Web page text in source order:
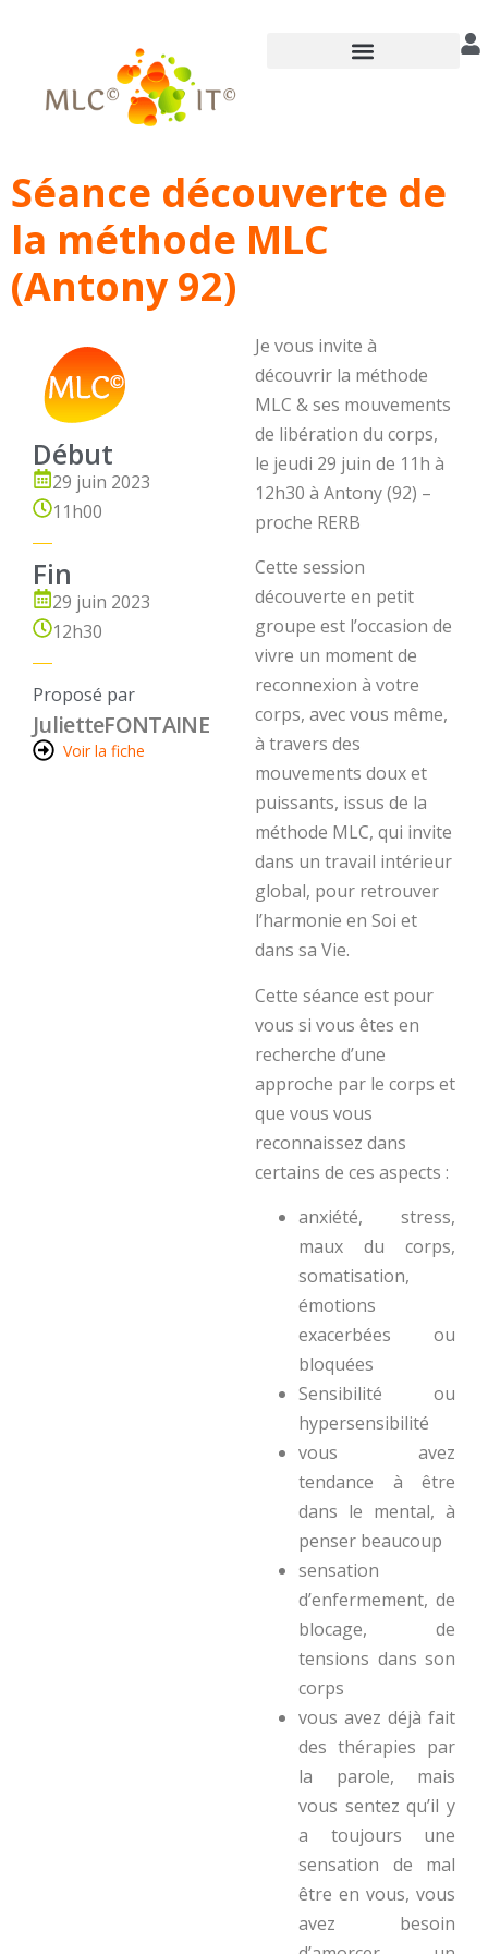
Séance découverte de
la méthode MLC
(Antony 92)
Début
29 juin 2023
11h00
Fin
29 juin 2023
12h30
Proposé par
JulietteFONTAINE
Voir la fiche
Je vous invite à
découvrir la méthode
MLC & ses mouvements
de libération du corps,
le jeudi 29 juin de 11h à
12h30 à Antony (92) –
proche RERB
Cette session
découverte en petit
groupe est l’occasion de
vivre un moment de
reconnexion à votre
corps, avec vous même,
à travers des
mouvements doux et
puissants, issus de la
méthode MLC, qui invite
dans un travail intérieur
global, pour retrouver
l’harmonie en Soi et
dans sa Vie.
Cette séance est pour
vous si vous êtes en
recherche d’une
approche par le corps et
que vous vous
reconnaissez dans
certains de ces aspects :
anxiété, stress,
maux du corps,
somatisation,
émotions
exacerbées ou
bloquées
Sensibilité ou
hypersensibilité
vous avez
tendance à être
dans le mental, à
penser beaucoup
sensation
d’enfermement, de
blocage, de
tensions dans son
corps
vous avez déjà fait
des thérapies par
la parole, mais
vous sentez qu’il y
a toujours une
sensation de mal
être en vous, vous
avez besoin